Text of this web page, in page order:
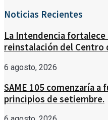
Noticias Recientes
La Intendencia
reinstalación del Centro
6 agosto, 2026
SAME 105 comenzaría a
principios de setiembre.